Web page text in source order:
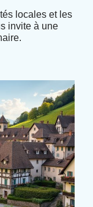
locales et les
invite à une